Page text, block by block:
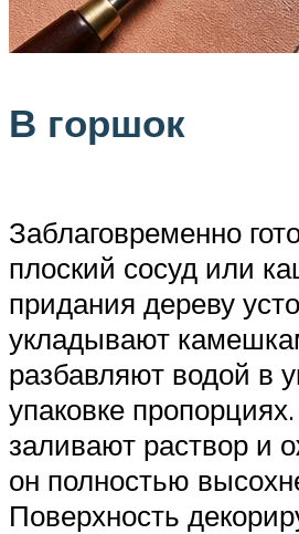
В горшок
Заблаговременно
плоский сосуд или
придания дереву
укладывают
разбавляют водой в
упаковке
заливают раствор и
он полностью
Поверхность